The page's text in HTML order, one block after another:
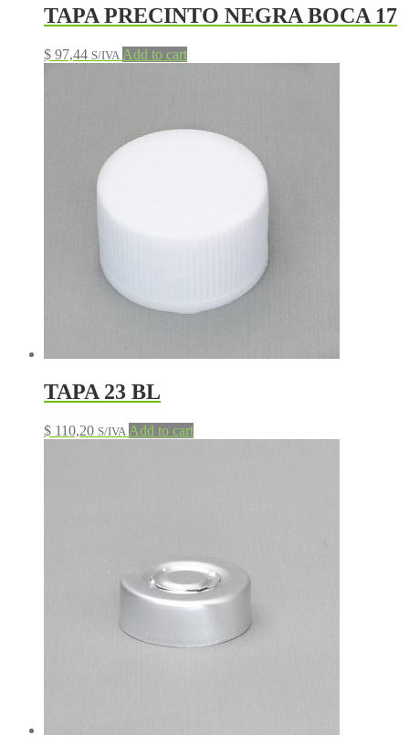
TAPA PRECINTO NEGRA BOCA 17
$ 97,44 S/IVA Add to cart
TAPA 23 BL
$ 110,20 S/IVA Add to cart